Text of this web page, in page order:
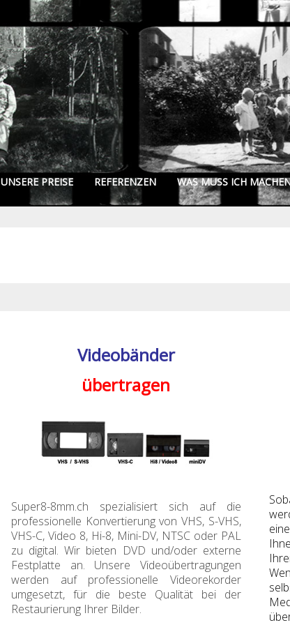
UNSERE PREISE REFERENZEN WAS MUSS ICH
Videobänder
übertragen
Super8-8mm.ch spezialisiert sich auf die
professionelle Konvertierung von VHS, S-VHS,
VHS-C, Video 8, Hi-8, Mini-DV, NTSC oder PAL
zu digital. Wir bieten DVD und/oder externe
Festplatte an. Unsere Videoübertragungen
werden auf professionelle Videorekorder
umgesetzt, für die beste Qualität bei der
Restaurierung Ihrer Bilder.